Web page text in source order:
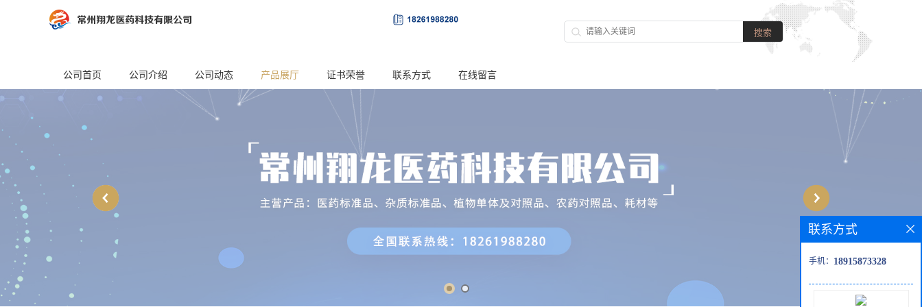
公司首页 公司介绍 公司动态 产品展厅 证书荣誉 联系方式 在线留言
联系方式
手机： 18915873328